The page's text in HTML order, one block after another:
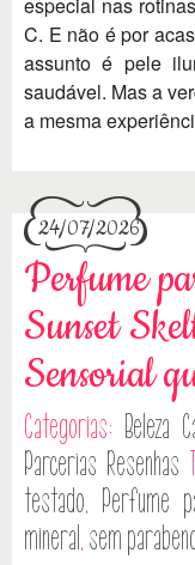
C. E não é por
assunto é pele
saudável. Mas a
a mesma
24/07/2026
Perfume
Sunset
Sensorial
Categorias: Beleza
Parcerias Resenhas
testado, Perfume
mineral, sem